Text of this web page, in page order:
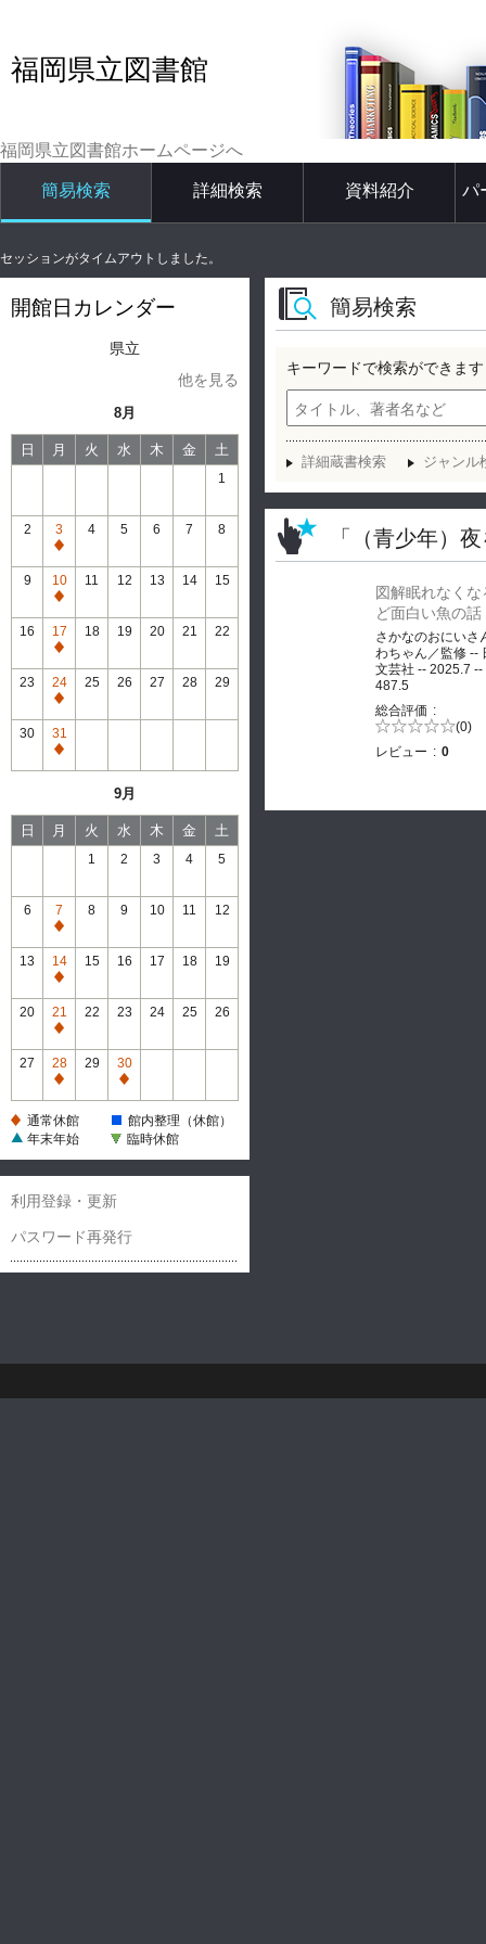
福岡県立図書館
福岡県立図書館ホームページへ
簡易検索 詳細検索 資料紹介 パ
セッションがタイムアウトしました。
開館日カレンダー
県立
他を見る
8月
日 月 火 水 木 金 土
1
2
3
通
常
休
館
4 5 6 7 8
9
10
通
常
休
館
11 12 13 14 15
16
17
通
常
休
館
18 19 20 21 22
23
24
通
常
休
館
25 26 27 28 29
30
31
通
館
9月
日 月 火 水 木 金 土
1 2 3 4 5
6
7
通
常
休
館
8 9 10 11 12
13
14
通
常
休
館
15 16 17 18 19
20
21
通
常
休
館
22 23 24 25 26
27
28
通
休
29
30
通
休
通常休館
館内整理（休館）
年末年始
臨時休館
利用登録・更新
パスワード再発行
簡易検索
キーワードで検索ができます
詳細蔵書検索 ジャンル
「（青少年）
図解眠れなくな
ど面白い魚の話
さかなのおにいさ
わちゃん／監修 --
文芸社 -- 2025.7 --
487.5
総合評価
5段階評価の (0)
レビュー
0